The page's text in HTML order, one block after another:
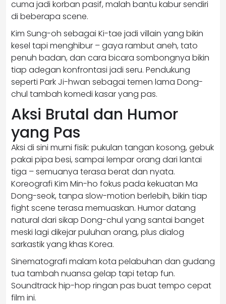
cuma jadi korban pasif, malah bantu kabur sendiri
di beberapa scene.
Kim Sung-oh sebagai Ki-tae jadi villain yang bikin
kesel tapi menghibur – gaya rambut aneh, tato
penuh badan, dan cara bicara sombongnya bikin
tiap adegan konfrontasi jadi seru. Pendukung
seperti Park Ji-hwan sebagai temen lama Dong-
chul tambah komedi kasar yang pas.
Aksi Brutal dan Humor
yang Pas
Aksi di sini murni fisik: pukulan tangan kosong, gebuk
pakai pipa besi, sampai lempar orang dari lantai
tiga – semuanya terasa berat dan nyata.
Koreografi Kim Min-ho fokus pada kekuatan Ma
Dong-seok, tanpa slow-motion berlebih, bikin tiap
fight scene terasa memuaskan. Humor datang
natural dari sikap Dong-chul yang santai banget
meski lagi dikejar puluhan orang, plus dialog
sarkastik yang khas Korea.
Sinematografi malam kota pelabuhan dan gudang
tua tambah nuansa gelap tapi tetap fun.
Soundtrack hip-hop ringan pas buat tempo cepat
film ini.